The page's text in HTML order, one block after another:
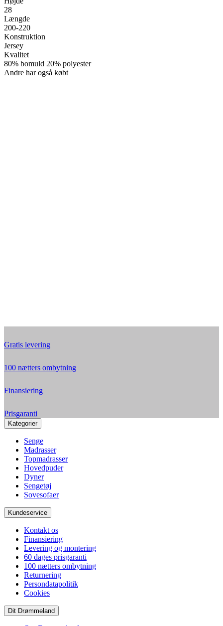
28
Længde
200-220
Konstruktion
Jersey
Kvalitet
80% bomuld 20% polyester
Andre har også købt
Gratis levering
100 nætters ombytning
Finansiering
Prisgaranti
Kategorier
Senge
Madrasser
Topmadrasser
Hovedpuder
Dyner
Sengetøj
Sovesofaer
Kundeservice
Kontakt os
Finansiering
Levering og montering
60 dages prisgaranti
100 nætters ombytning
Returnering
Persondatapolitik
Cookies
Dit Drømmeland